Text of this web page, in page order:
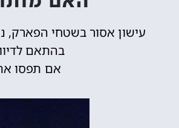
עישון אסור בשטחי הפארק,
בהתאם
אם תפסו